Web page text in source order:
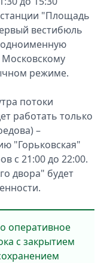
"Площадь
вестибюль
режиме.
потоки
работать только
–
"Горьковская"
с 21:00 до 22:00.
двора" будет
оперативное
с закрытием